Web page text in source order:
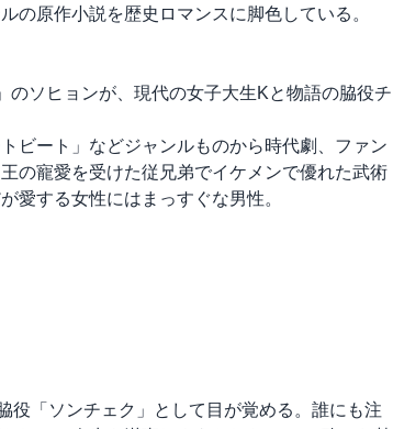
の原作小説を歴史ロマンスに脚色している。
のソヒョンが、現代の女子大生Kと物語の脇役チ
ビート」などジャンルものから時代劇、ファン
の寵愛を受けた従兄弟でイケメンで優れた武術
愛する女性にはまっすぐな男性。
役「ソンチェク」として目が覚める。誰にも注